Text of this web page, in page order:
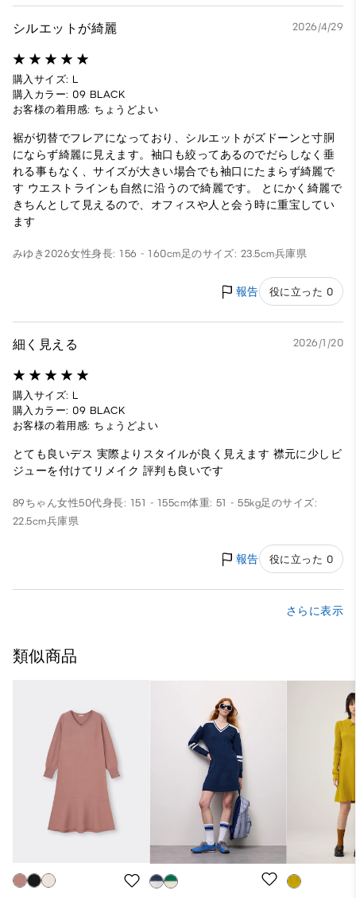
シルエットが綺麗 2026/4/29
購入サイズ: L
購入カラー: 09 BLACK
お客様の着用感: ちょうどよい
裾が切替でフレアになっており、シルエットがズドーンと寸胴
にならず綺麗に見えます。袖口も絞ってあるのでだらしなく垂
れる事もなく、サイズが大きい場合でも袖口にたまらず綺麗で
す ウエストラインも自然に沿うので綺麗です。 とにかく綺麗で
きちんとして見えるので、オフィスや人と会う時に重宝してい
ます
みゆき2026女性身長: 156 - 160cm足のサイズ: 23.5cm兵庫県
報告 役に立った 0
細く見える 2026/1/20
購入サイズ: L
購入カラー: 09 BLACK
お客様の着用感: ちょうどよい
とても良いデス 実際よりスタイルが良く見えます 襟元に少しビ
ジューを付けてリメイク 評判も良いです
89ちゃん女性50代身長: 151 - 155cm体重: 51 - 55kg足のサイズ:
22.5cm兵庫県
報告 役に立った 0
さらに表示
類似商品